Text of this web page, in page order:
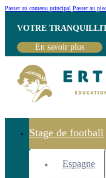
Passer au contenu principal Passer au
VOTRE
En savoir plus
Stage de football
Espagne